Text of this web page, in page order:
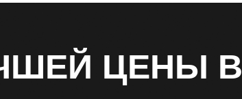
ЦЕНЫ В